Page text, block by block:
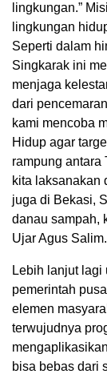
lingkungan.”
lingkungan
Seperti dalam
Singkarak ini
menjaga
dari
kami mencoba
Hidup agar
rampung antara
kita laksanakan
juga di Bekasi,
danau sampah,
Ujar Agus Salim.
Lebih lanjut lagi
pemerintah
elemen
terwujudnya
bisa bebas dari